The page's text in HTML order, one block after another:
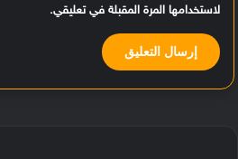
لاستخدامها المرة المقبلة في تعليقي.